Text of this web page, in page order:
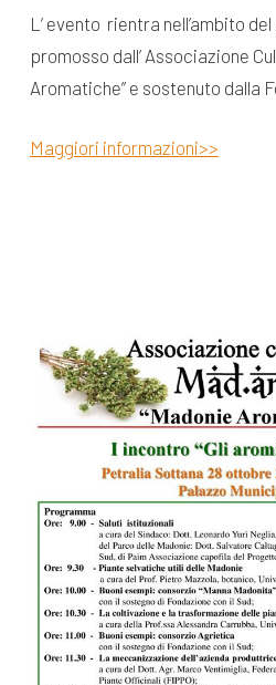
L’ evento rientra nell’ambito
promosso dall’ Associazione
Aromatiche” e sostenuto dalla
Maggiori informazioni>>